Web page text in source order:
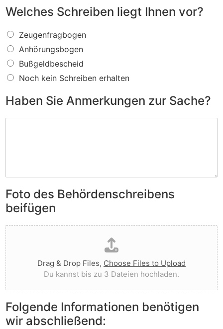
i
V
e
r
s
t
o
ß
w
v
o
r
g
e
w
o
r
f
e
n
?
Welches Schreiben liegt Ihnen vor?
W
e
c
h
e
S
l
i
e
t
I
h
n
e
n
v
o
r
?
Zeugenfragbogen
Anhörungsbogen
Bußgeldbescheid
Noch kein Schreiben erhalten
Haben Sie Anmerkungen zur Sache?
e
A
n
e
r
k
u
n
g
e
n
z
u
Foto des Behördenschreibens
beifügen
D
a
t
e
i
h
o
h
l
Drag & Drop Files, Choose Files to Upload
Du kannst bis zu 3 Dateien hochladen.
Folgende Informationen benötigen
wir abschließend: